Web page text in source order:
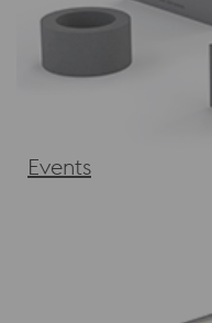
Events